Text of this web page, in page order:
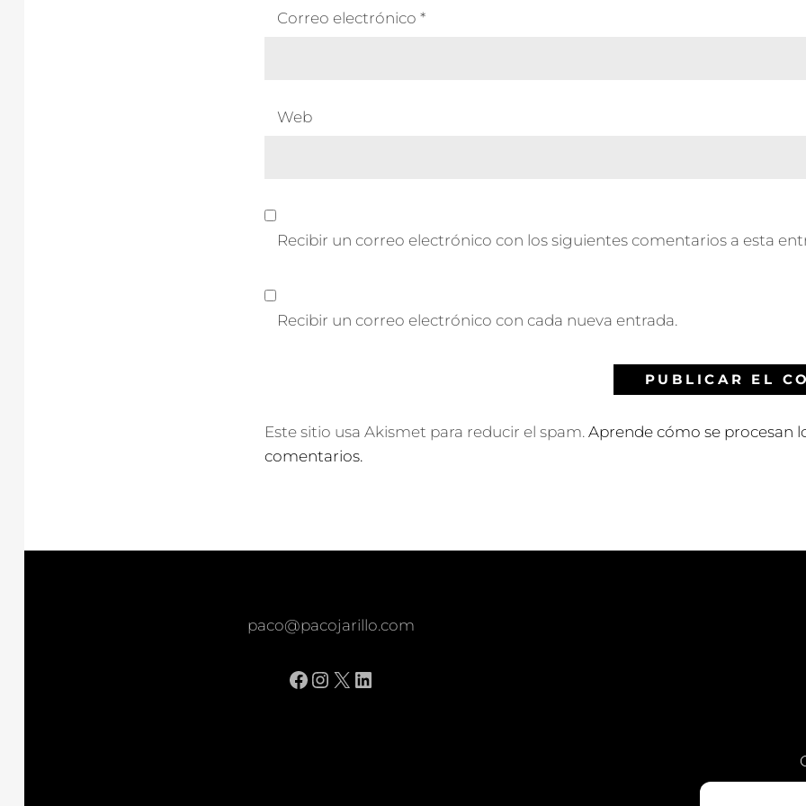
Correo electrónico *
Web
Recibir un correo electrónico con los siguientes comentarios a esta
Recibir un correo electrónico con cada nueva entrada.
Este sitio usa Akismet para reducir el spam. Aprende cómo se procesan
comentarios.
paco@pacojarillo.com
Facebook
Instagram
X LinkedIn